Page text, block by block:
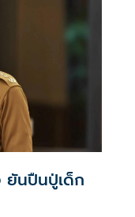
ยันปืนปู่เด็ก